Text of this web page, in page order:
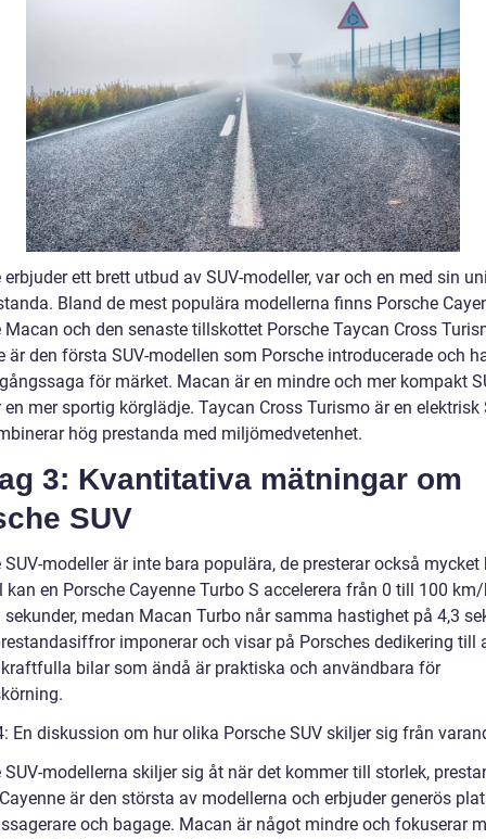
erbjuder ett brett utbud av SUV-modeller, var och en med sin
Bland de mest populära modellerna finns Porsche
Macan och den senaste tillskottet Porsche Taycan Cross
är den första SUV-modellen som Porsche introducerade och
för märket. Macan är en mindre och mer kompakt
en mer sportig körglädje. Taycan Cross Turismo är en elektrisk
hög prestanda med miljömedvetenhet.
3: Kvantitativa mätningar om
SUV
SUV-modeller är inte bara populära, de presterar också mycket
kan en Porsche Cayenne Turbo S accelerera från 0 till 100
sekunder, medan Macan Turbo når samma hastighet på 4,3
imponerar och visar på Porsches dedikering till
bilar som ändå är praktiska och användbara för
En diskussion om hur olika Porsche SUV skiljer sig från
SUV-modellerna skiljer sig åt när det kommer till storlek,
är den största av modellerna och erbjuder generös
och bagage. Macan är något mindre och fokuserar